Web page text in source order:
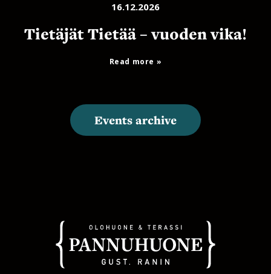
16.12.2026
Tietäjät Tietää – vuoden vika!
Read more
Events archive